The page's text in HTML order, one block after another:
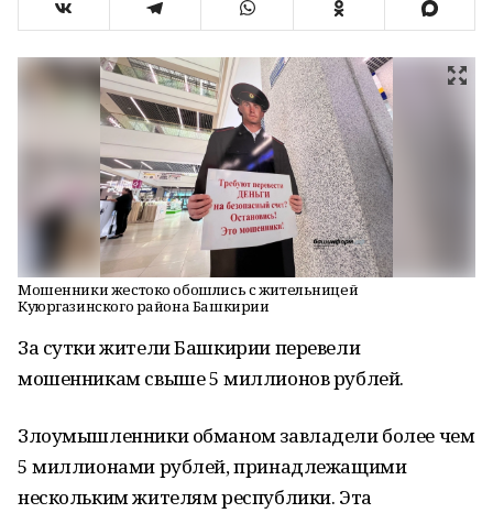
Мошенники жестоко обошлись с жительницей
Куюргазинского района Башкирии
За сутки жители Башкирии перевели
мошенникам свыше 5 миллионов рублей.
Злоумышленники обманом завладели более чем
5 миллионами рублей, принадлежащими
нескольким жителям республики. Эта